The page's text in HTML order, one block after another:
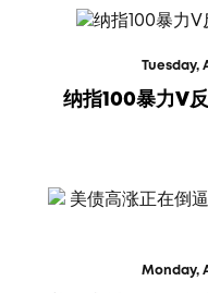
Tuesday,
纳指100暴力V
Monday,